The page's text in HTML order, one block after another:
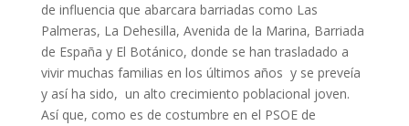
de influencia que abarcara barriadas como Las
Palmeras, La Dehesilla, Avenida de la Marina, Barriada
de España y El Botánico, donde se han trasladado a
vivir muchas familias en los últimos años y se preveía
y así ha sido, un alto crecimiento poblacional joven.
Así que, como es de costumbre en el PSOE de